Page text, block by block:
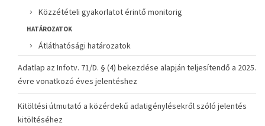
Közzétételi gyakorlatot érintő monitorig
HATÁROZATOK
Átláthatósági határozatok
Adatlap az Infotv. 71/D. § (4) bekezdése alapján teljesítendő a 2025.
évre vonatkozó éves jelentéshez
Kitöltési útmutató a közérdekű adatigénylésekről szóló jelentés
kitöltéséhez